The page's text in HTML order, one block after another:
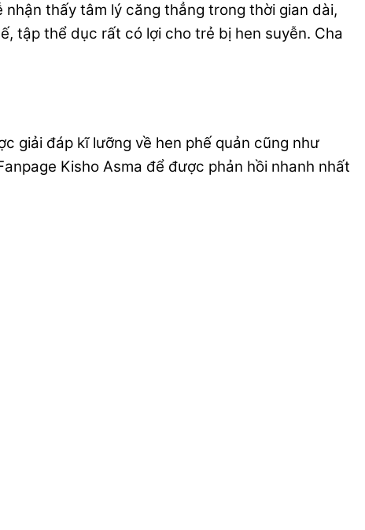
thấy tâm lý căng thẳng trong thời gian dài,
tập thể dục rất có lợi cho trẻ bị hen suyễn. Cha
giải đáp kĩ lưỡng về hen phế quản cũng như
Kisho Asma để được phản hồi nhanh nhất